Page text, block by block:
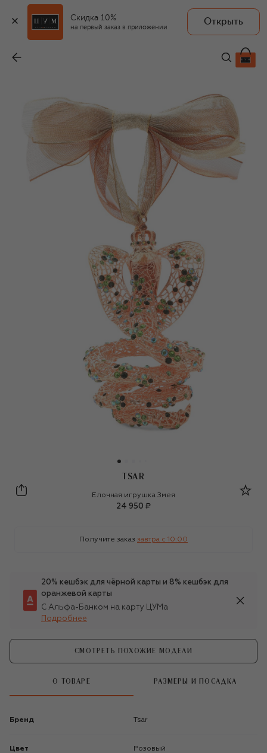
Скидка 10%
на первый заказ в приложении
Открыть
TSAR
24 950 ₽
TSAR
Tsar
Елочная игрушка Змея
24 950 ₽
Получите заказ завтра c 10:00
20% кешбэк для чёрной карты и 8% кешбэк для
оранжевой карты
С Альфа-Банком на карту ЦУМа
Подробнее
СМОТРЕТЬ ПОХОЖИЕ МОДЕЛИ
О ТОВАРЕ РАЗМЕРЫ И ПОСАДКА
Бренд Tsar
Цвет Розовый